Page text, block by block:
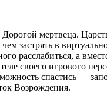
застрять в
расслабиться, а
своего игрового
спастись —
Возрождения.